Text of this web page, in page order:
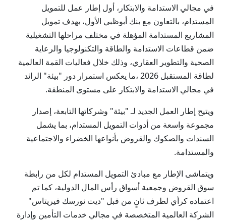
في مجالي الاستدامة والابتكار، أول إطار عمل للتمويل
المستدام، بالتعاون مع بنك أبوظبي الأول، بهدف تمويل
المشاريع المستدامة المؤهلة في مختلف مراحلها التشغيلية
ضمن قطاعات الاستدامة والطاقة والتكنولوجيا والرعاية
الصحية والتطوير العقاري، وذلك خلال فعاليات القمة العالمية
لطاقة المستقبل 2026 ،ما يعكس استمرار دور "بيئة" الرائد
في مجالي الاستدامة والابتكار على مستوى المنطقة.
ويتيح إطار العمل الجديد لـ "بيئة" وشركاتها التابعة، إصدار
مجموعة واسعة من أدوات التمويل المستدام، بما يشمل
السندات والصكوك والقروض بأنواعها الخضراء والاجتماعية
والمستدامة.
ويتماشى الإطار مع مبادئ التمويل المستدام لكل من رابطة
سوق القروض وجمعية أسواق رأس المال الدولية، كما تم
اعتماده كرأي لطرف ثانٍ من قبل "ديت نورسك فيريتاس"
الشركة العالمية المتخصصة في مجالي خدمات التأمين وإدارة